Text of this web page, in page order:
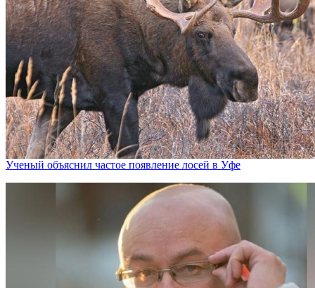
Ученый объяснил частое появление лосей в Уфе